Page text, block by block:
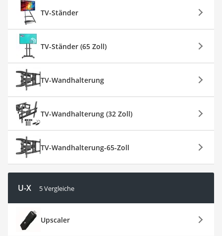
TV-Ständer
TV-Ständer (65 Zoll)
TV-Wandhalterung
TV-Wandhalterung (32 Zoll)
TV-Wandhalterung-65-Zoll
U-X 5 Vergleiche
Upscaler